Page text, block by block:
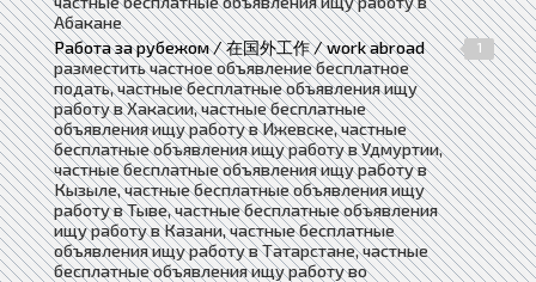
Абакане
Работа за рубежом / 在国外工作 / work abroad
1
разместить частное объявление бесплатное
подать, частные бесплатные объявления ищу
работу в Хакасии, частные бесплатные
объявления ищу работу в Ижевске, частные
бесплатные объявления ищу работу в Удмуртии,
частные бесплатные объявления ищу работу в
Кызыле, частные бесплатные объявления ищу
работу в Тыве, частные бесплатные объявления
ищу работу в Казани, частные бесплатные
объявления ищу работу в Татарстане, частные
бесплатные объявления ищу работу во